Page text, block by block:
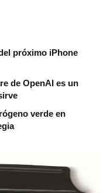
próximo iPhone
de OpenAI es un
verde en